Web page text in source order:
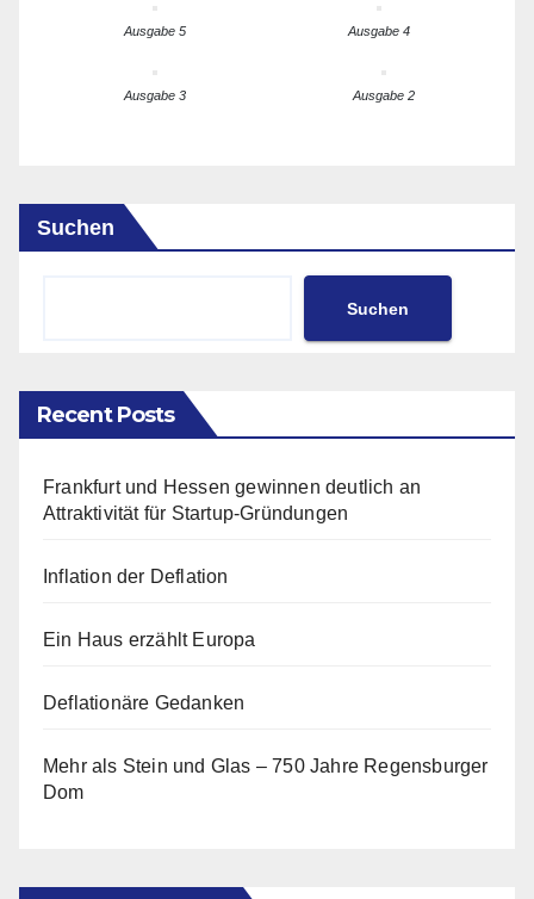
Ausgabe 5 Ausgabe 4
Ausgabe 3 Ausgabe 2
Suchen
Suchen
Recent Posts
Frankfurt und Hessen gewinnen deutlich an
Attraktivität für Startup-Gründungen
Inflation der Deflation
Ein Haus erzählt Europa
Deflationäre Gedanken
Mehr als Stein und Glas – 750 Jahre Regensburger
Dom